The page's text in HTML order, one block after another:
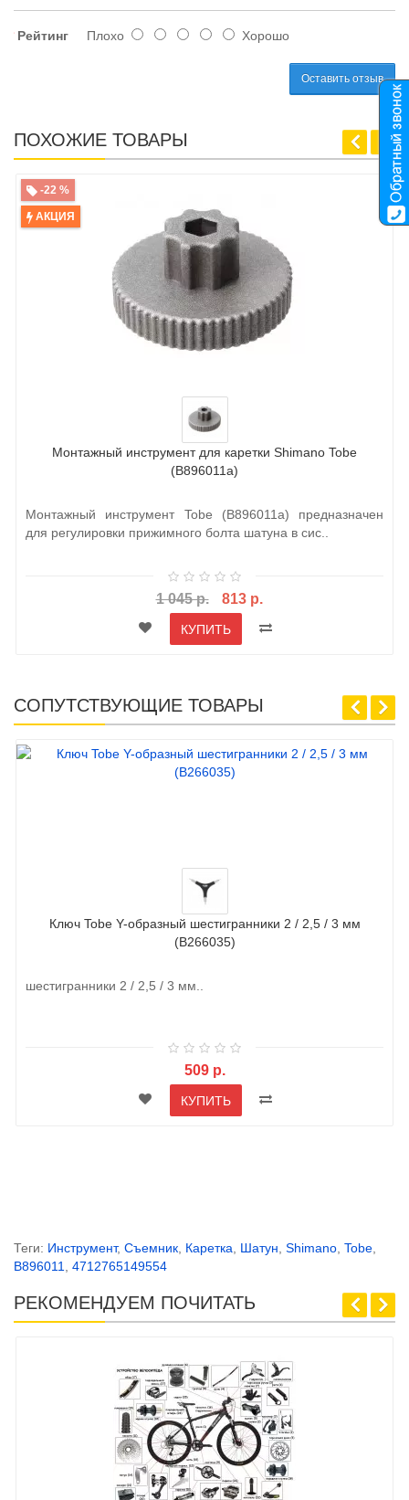
Рейтинг Плохо Хорошо
Оставить отзыв
ПОХОЖИЕ ТОВАРЫ
-22 %
АКЦИЯ
Монтажный инструмент для каретки Shimano Tobe
(B896011a)
Монтажный инструмент Tobe (B896011a) предназначен
для регулировки прижимного болта шатуна в сис..
1 045 р. 813 р.
КУПИТЬ
СОПУТСТВУЮЩИЕ ТОВАРЫ
Ключ Tobe Y-образный шестигранники 2 / 2,5 / 3 мм
(B266035)
шестигранники 2 / 2,5 / 3 мм..
509 р.
КУПИТЬ
Теги: Инструмент, Съемник, Каретка, Шатун, Shimano, Tobe,
B896011, 4712765149554
РЕКОМЕНДУЕМ ПОЧИТАТЬ